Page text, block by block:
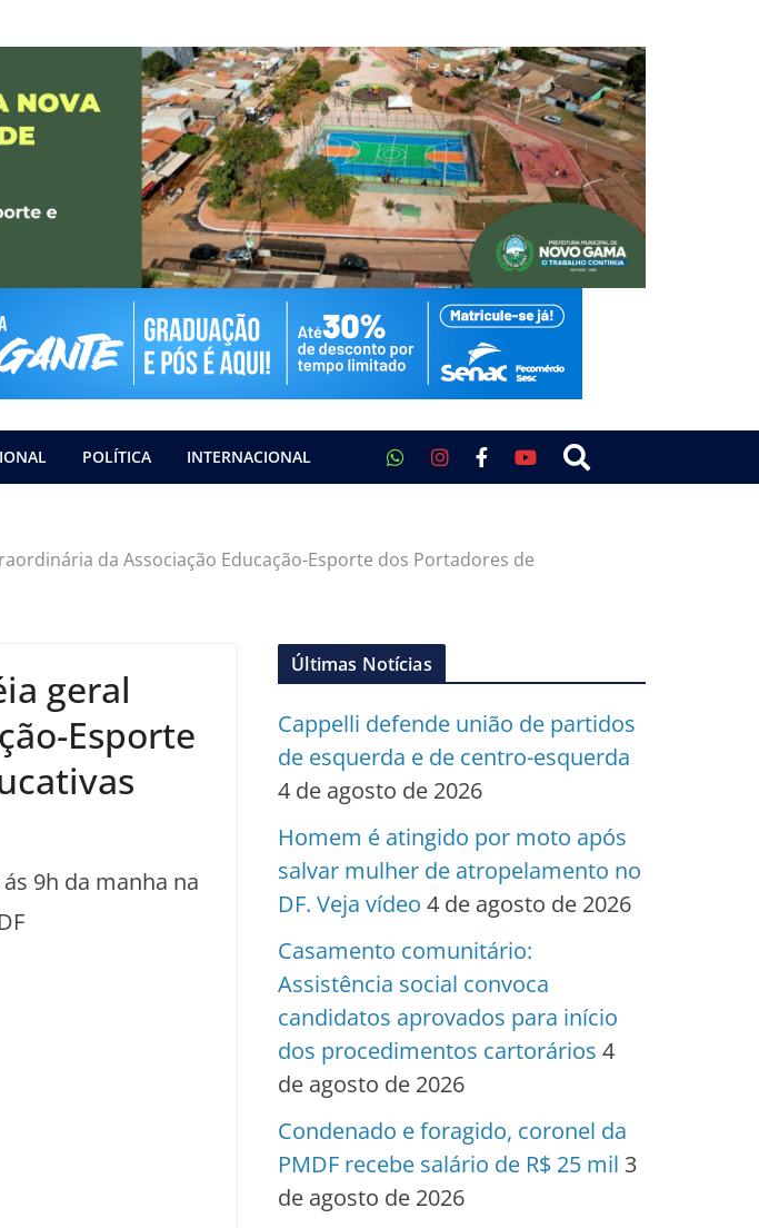
POLÍTICA INTERNACIONAL
da Associação Educação-Esporte dos Portadores de
geral
Esporte
9h da manha na
Últimas Notícias
Cappelli defende união de partidos
de esquerda e de centro-esquerda
4 de agosto de 2026
Homem é atingido por moto após
salvar mulher de atropelamento no
DF. Veja vídeo 4 de agosto de 2026
Casamento comunitário:
Assistência social convoca
candidatos aprovados para início
dos procedimentos cartorários 4
de agosto de 2026
Condenado e foragido, coronel da
PMDF recebe salário de R$ 25 mil 3
de agosto de 2026